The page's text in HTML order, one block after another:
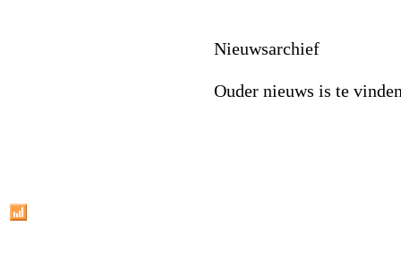
Nieuwsarchief
Ouder nieuws is te